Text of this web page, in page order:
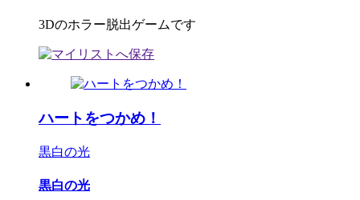
3Dのホラー脱出ゲームです
ハートをつかめ！
黒白の光
黒白の光